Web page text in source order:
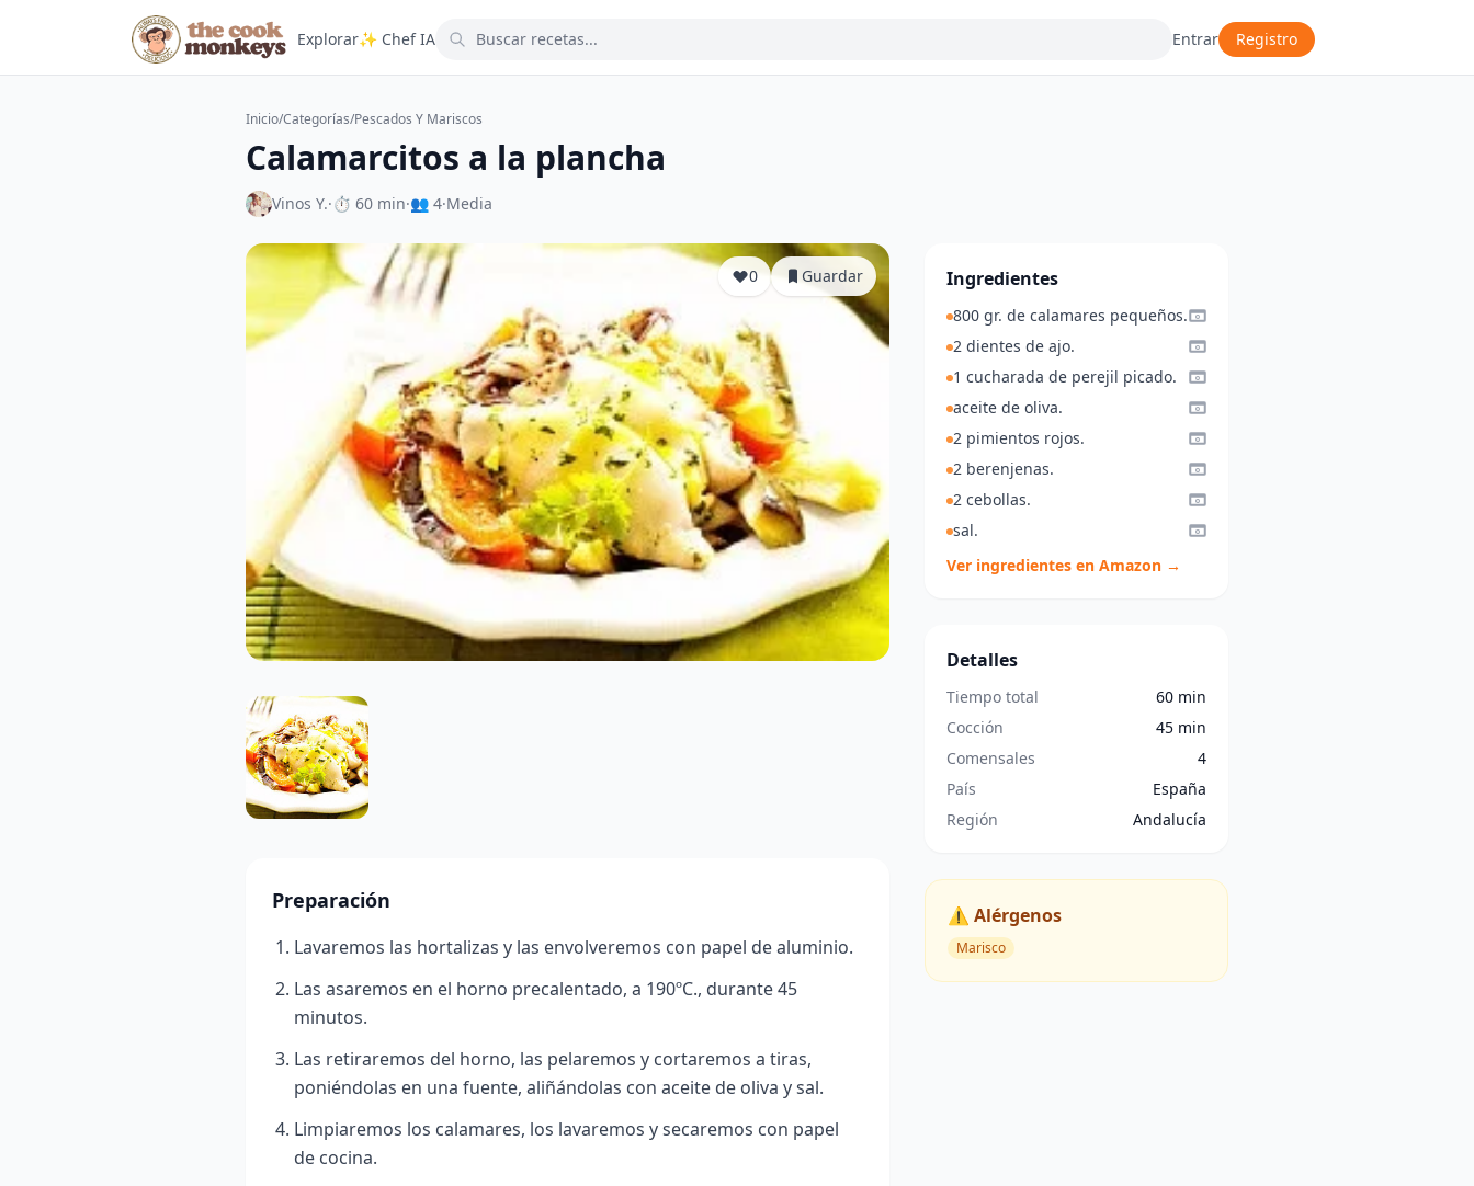
Explorar✨ Chef IA Entrar Registro
Inicio/Categorías/Pescados Y Mariscos
Calamarcitos a la plancha
Vinos Y.·⏱ 60 min·👥 4·Media
0 Guardar
Preparación
Lavaremos las hortalizas y las envolveremos con papel de aluminio.
Las asaremos en el horno precalentado, a 190ºC., durante 45
minutos.
Las retiraremos del horno, las pelaremos y cortaremos a tiras,
poniéndolas en una fuente, aliñándolas con aceite de oliva y sal.
Limpiaremos los calamares, los lavaremos y secaremos con papel
de cocina.
Ingredientes
800 gr. de calamares pequeños.
2 dientes de ajo.
1 cucharada de perejil picado.
aceite de oliva.
2 pimientos rojos.
2 berenjenas.
2 cebollas.
sal.
Ver ingredientes en Amazon →
Detalles
Tiempo total
60 min
Cocción
45 min
Comensales
4
País
España
Región
Andalucía
⚠️ Alérgenos
Marisco